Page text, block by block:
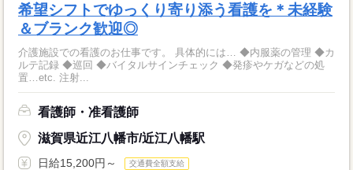
希望シフトでゆっくり寄り添う看護を＊未経験
＆ブランク歓迎◎
介護施設での看護のお仕事です。 具体的には… ◆内服薬の管理 ◆カ
ルテ記録 ◆巡回 ◆バイタルサインチェック ◆発疹やケガなどの処
置…etc. 注射...
看護師・准看護師
滋賀県近江八幡市/近江八幡駅
日給15,200円～ 交通費全額支給